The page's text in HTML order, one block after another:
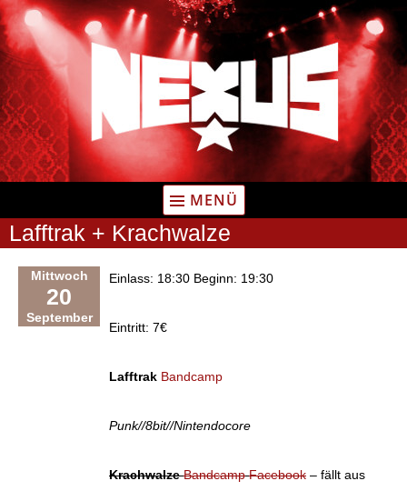
Zum
Inhalt
springen
MENÜ
Lafftrak + Krachwalze
Mittwoch
20
September
Einlass: 18:30 Beginn: 19:30
Eintritt: 7€
Lafftrak Bandcamp
Punk//8bit//Nintendocore
Krachwalze Bandcamp Facebook – fällt aus